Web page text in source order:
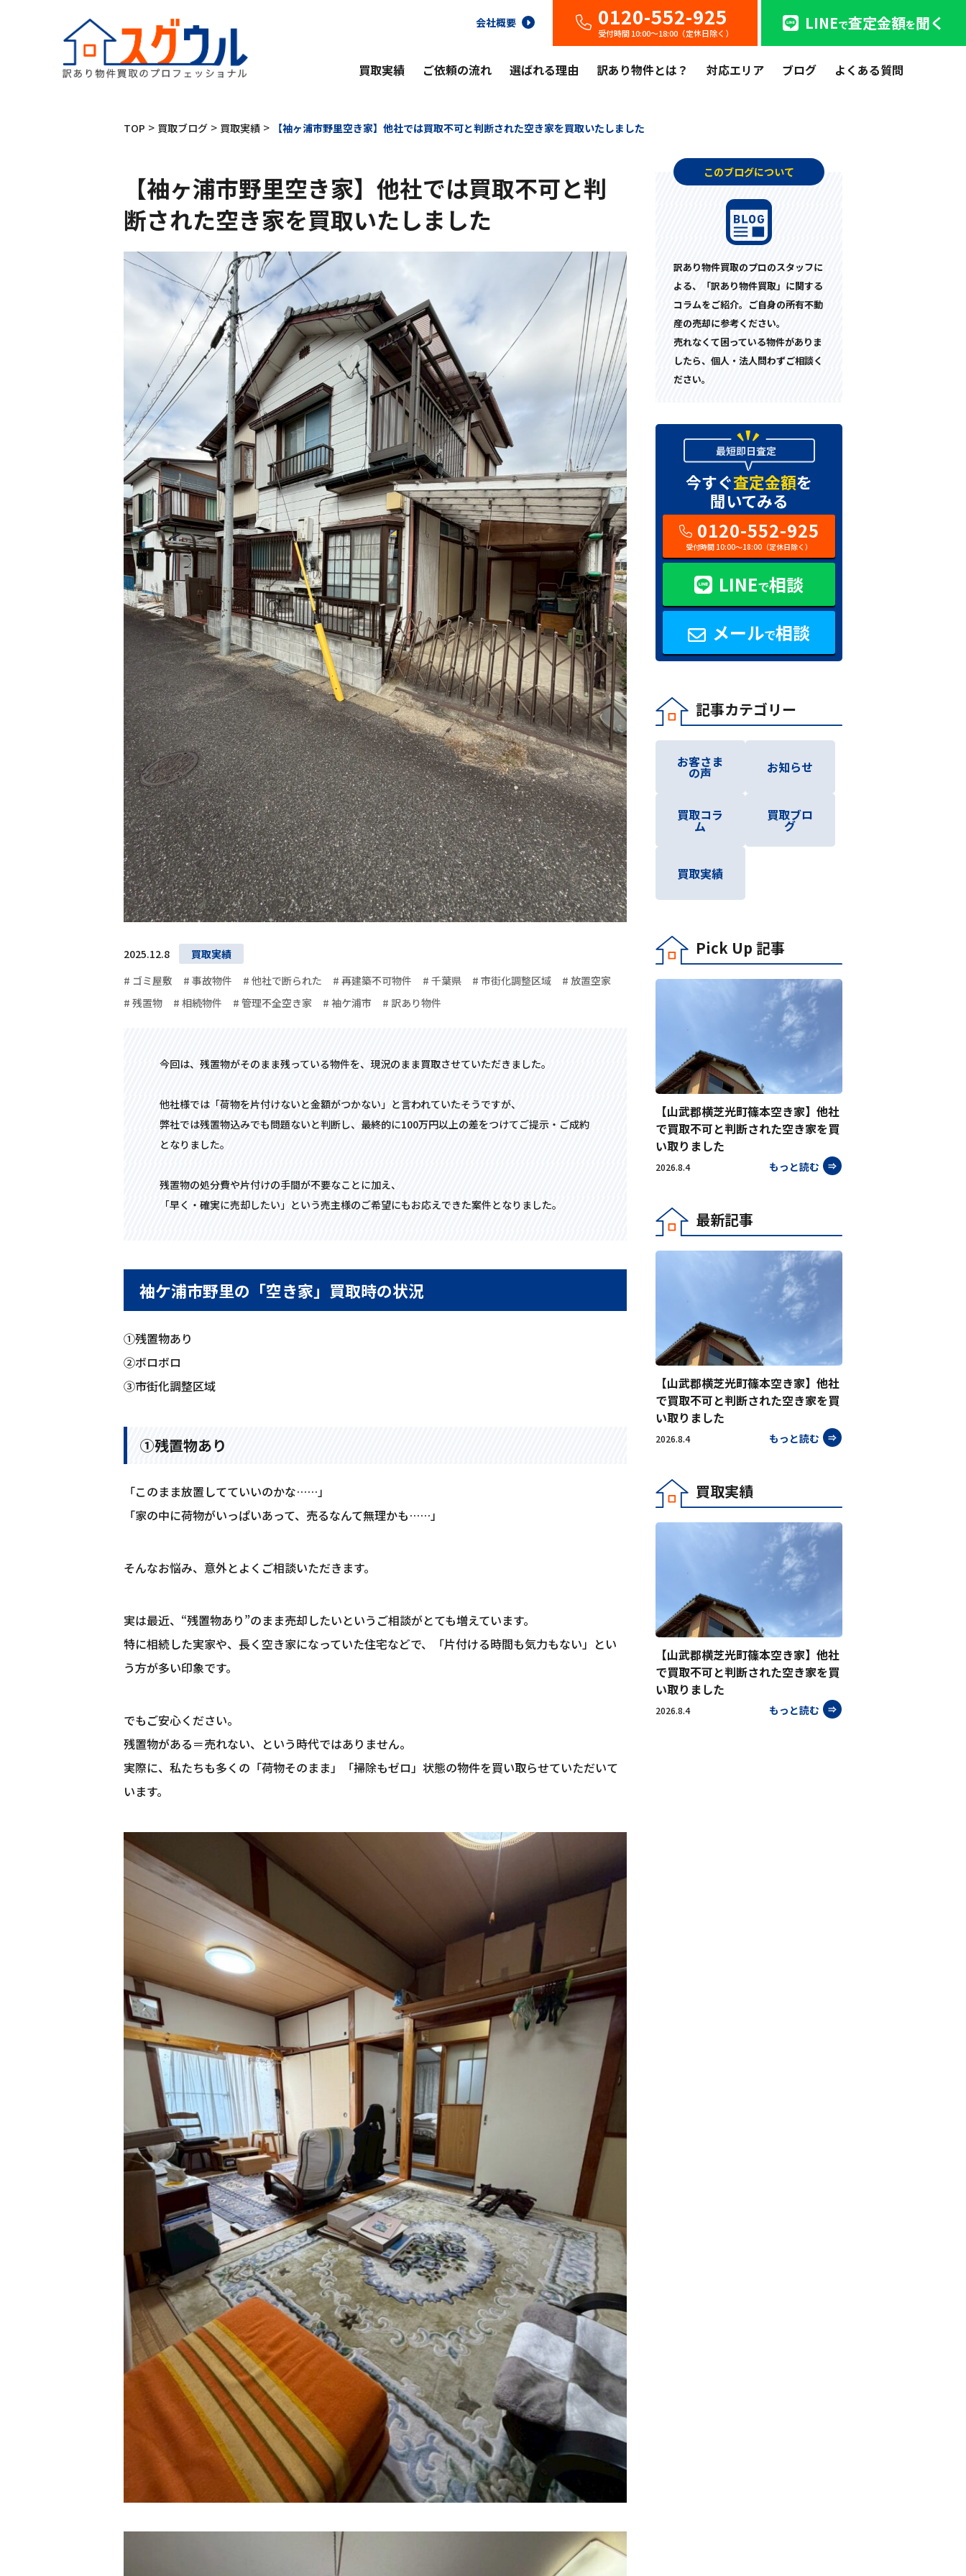
買取実績 ご依頼の流れ 選ばれる理由 訳あり物件とは？ 対応エリア ブログ よくある質問
会社概要 0120-552-925
受付時間 10:00〜18:00（定休日除く） LINEで査定金額を聞く
TOP > 買取ブログ > 買取実績 > 【袖ヶ浦市野里空き家】他社では買取不可と判断された空き家を買取いたしました
【袖ヶ浦市野里空き家】他社では買取不可と判
断された空き家を買取いたしました
2025.12.8
買取実績
# ゴミ屋敷
# 事故物件 # 他社で断られた # 再建築不可物件 # 千葉県 # 市街化調整区域
# 放置空家
# 残置物
# 相続物件 # 管理不全空き家 # 袖ケ浦市 # 訳あり物件
今回は、残置物がそのまま残っている物件を、現況のまま買取させていただきました。
他社様では「荷物を片付けないと金額がつかない」と言われていたそうですが、
弊社では残置物込みでも問題ないと判断し、最終的に100万円以上の差をつけてご提示・ご成約
となりました。
残置物の処分費や片付けの手間が不要なことに加え、
「早く・確実に売却したい」という売主様のご希望にもお応えできた案件となりました。
袖ケ浦市野里の「空き家」買取時の状況
①残置物あり
②ボロボロ
③市街化調整区域
①残置物あり
「このまま放置してていいのかな……」
「家の中に荷物がいっぱいあって、売るなんて無理かも……」
そんなお悩み、意外とよくご相談いただきます。
実は最近、“残置物あり”のまま売却したいというご相談がとても増えています。
特に相続した実家や、長く空き家になっていた住宅などで、「片付ける時間も気力もない」とい
う方が多い印象です。
でもご安心ください。
残置物がある＝売れない、という時代ではありません。
実際に、私たちも多くの「荷物そのまま」「掃除もゼロ」状態の物件を買い取らせていただいて
います。
このブログについて
訳あり物件買取のプロのスタッフに
よる、「訳あり物件買取」に関する
コラムをご紹介。ご自身の所有不動
産の売却に参考ください。
売れなくて困っている物件がありま
したら、個人・法人問わずご相談く
ださい。
今すぐ査定金額を
聞いてみる
0120-552-925
受付時間 10:00〜18:00（定休日除く）
LINEで相談
メールで相談
記事カテゴリー
お客さま
の声 お知らせ
買取コラ
ム
買取ブロ
グ
買取実績
Pick Up 記事
【山武郡横芝光町篠本空き家】他社
で買取不可と判断された空き家を買
い取りました
2026.8.4 もっと読む
最新記事
【山武郡横芝光町篠本空き家】他社
で買取不可と判断された空き家を買
い取りました
2026.8.4 もっと読む
買取実績
【山武郡横芝光町篠本空き家】他社
で買取不可と判断された空き家を買
い取りました
2026.8.4 もっと読む